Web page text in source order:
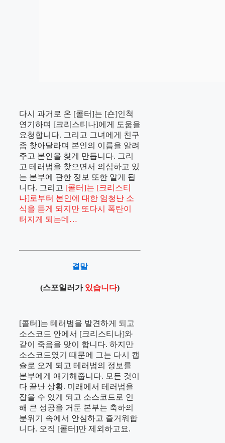
다시 과거로 온 [콜터]는 [숀]인척
연기하며 [크리스티나]에게 도움을
요청합니다. 그리고 그녀에게 친구
좀 찾아달라며 본인의 이름을 알려
주고 본인을 찾게 만듭니다. 그리
고 테러범을 찾으면서 의심하고 있
는 본부에 관한 정보 또한 알게 됩
니다. 그리고 [콜터]는 [크리스티
나]로부터 본인에 대한 엄청난 소
식을 듣게 되지만 또다시 폭탄이
터지게 되는데…
결말
(스포일러가 있습니다)
[콜터]는 테러범을 발견하게 되고
소스코드 안에서 [크리스티나]와
같이 죽음을 맞이 합니다. 하지만
소스코드였기 때문에 그는 다시 캡
슐로 오게 되고 테러범의 정보를
본부에게 얘기해줍니다. 모든 것이
다 끝난 상황. 미래에서 테러범을
잡을 수 있게 되고 소스코드로 인
해 큰 성공을 거둔 본부는 축하의
분위기 속에서 안심하고 즐거워합
니다. 오직 [콜터]만 제외하고요.